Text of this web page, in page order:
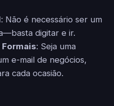
: Não é necessário ser um
digitar e ir.
: Seja uma
e-mail de negócios,
cada ocasião.